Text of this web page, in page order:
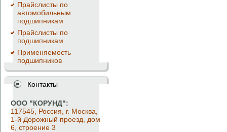
Прайслисты по
автомобильным
подшипникам
Прайслисты по
подшипникам
Применяемость
подшипников
Контакты
ООО "КОРУНД":
117545, Россия, г. Москва,
1-й Дорожный проезд, дом
6, строение 3